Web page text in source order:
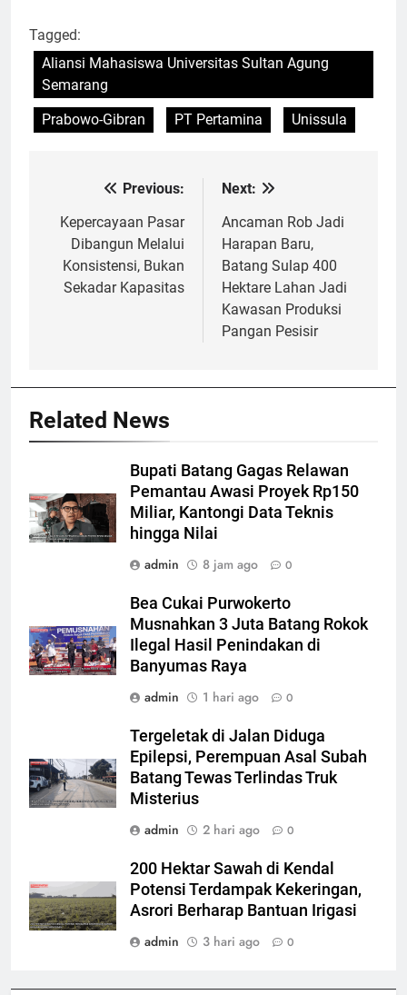
Tagged:
Aliansi Mahasiswa Universitas Sultan Agung
Semarang
Prabowo-Gibran
PT Pertamina Unissula
Navigasi
pos
Previous:
Kepercayaan Pasar
Dibangun Melalui
Konsistensi, Bukan
Sekadar Kapasitas
Next:
Ancaman Rob Jadi
Harapan Baru,
Batang Sulap 400
Hektare Lahan Jadi
Kawasan Produksi
Pangan Pesisir
Related News
Bupati Batang Gagas Relawan
Pemantau Awasi Proyek Rp150
Miliar, Kantongi Data Teknis
hingga Nilai
admin
8 jam ago 0
Bea Cukai Purwokerto
Musnahkan 3 Juta Batang Rokok
Ilegal Hasil Penindakan di
Banyumas Raya
admin
1 hari ago 0
Tergeletak di Jalan Diduga
Epilepsi, Perempuan Asal Subah
Batang Tewas Terlindas Truk
Misterius
admin
2 hari ago 0
200 Hektar Sawah di Kendal
Potensi Terdampak Kekeringan,
Asrori Berharap Bantuan Irigasi
admin
3 hari ago 0